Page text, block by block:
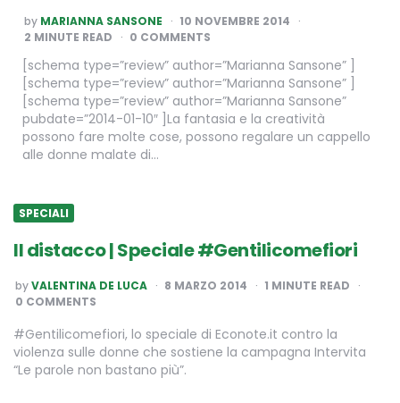
POSTED
BY
by MARIANNA SANSONE
10 NOVEMBRE 2014
2 MINUTE READ 0 COMMENTS
[schema type=”review” author=”Marianna Sansone” ]
[schema type=”review” author=”Marianna Sansone” ]
[schema type=”review” author=”Marianna Sansone”
pubdate=”2014-01-10″ ]La fantasia e la creatività
possono fare molte cose, possono regalare un cappello
alle donne malate di…
SPECIALI
Il distacco | Speciale #Gentilicomefiori
POSTED
BY
byVALENTINA DE LUCA 8 MARZO 2014 1 MINUTE READ
0 COMMENTS
#Gentilicomefiori, lo speciale di Econote.it contro la
violenza sulle donne che sostiene la campagna Intervita
“Le parole non bastano più”.